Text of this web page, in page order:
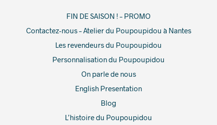
FIN DE SAISON ! – PROMO
Contactez-nous – Atelier du Poupoupidou à Nantes
Les revendeurs du Poupoupidou
Personnalisation du Poupoupidou
On parle de nous
English Presentation
Blog
L’histoire du Poupoupidou